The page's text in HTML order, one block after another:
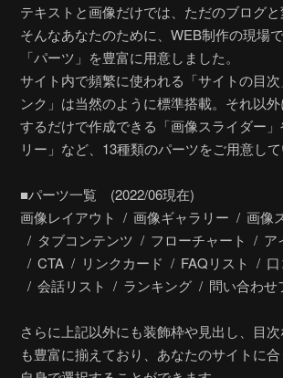
テキストと画像だけでは、ただのブログと
そんなあなたのために、WEB制作の現場
「パーツ」を豊富に用意しました。
サイト内で頻繁に使われる「サイトの目次
ンク」は当然のように標準搭載。それ以
するだけで作成できる「画像スライダー
リー」など、13種類のパーツをご用意して
■パーツ一覧 (2022/06現在)
画像レイアウト
画像ギャラリー
画像
タブコンテンツ
フローチャート
ア
CTA
リンクカード FAQリスト
会話リスト
ランキング 問い合わせ
さらに上記以外にも装飾枠や見出し、目
も豊富に揃えており、あなたのサイトに